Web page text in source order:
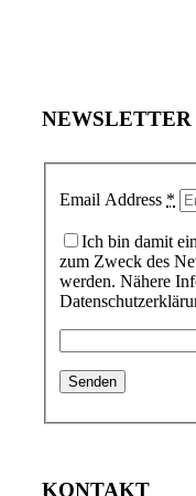
Email Address *
Ich bin damit
zum Zweck des
werden. Nähere
KONTAKT